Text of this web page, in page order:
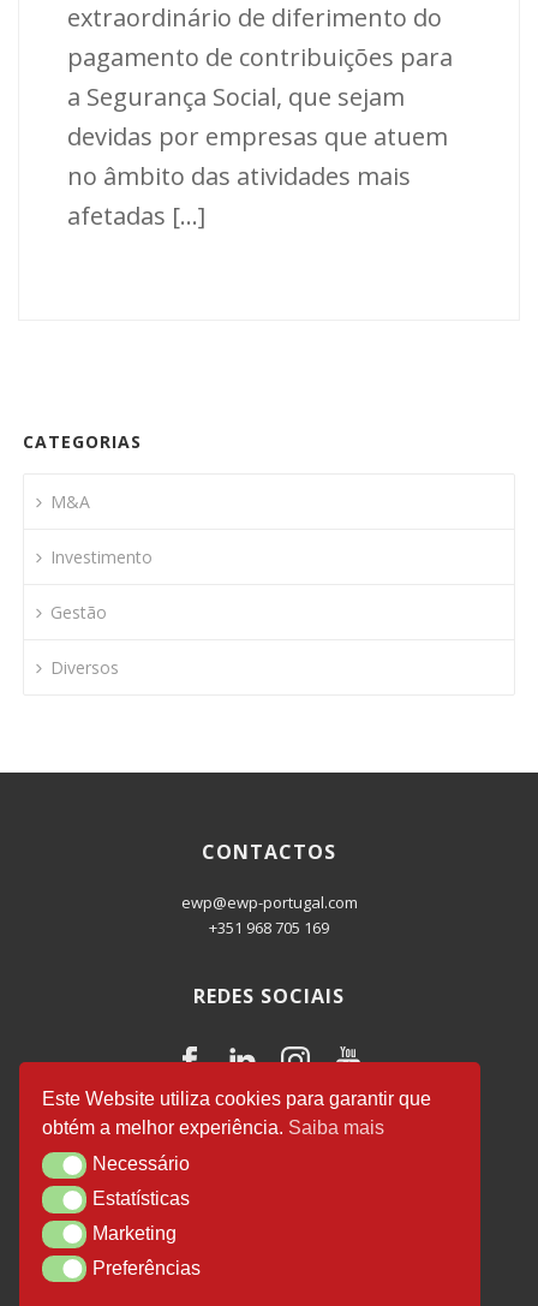
extraordinário de diferimento do
pagamento de contribuições para
a Segurança Social, que sejam
devidas por empresas que atuem
no âmbito das atividades mais
afetadas [...]
CATEGORIAS
M&A
Investimento
Gestão
Diversos
CONTACTOS
ewp@ewp-portugal.com
+351 968 705 169
REDES SOCIAIS
EWP Business Consulting
Este Website utiliza cookies para garantir que
obtém a melhor experiência. Saiba mais
NecessárioNecessário
EstatísticasEstatísticas
MarketingMarketing
Preferências
Preferências